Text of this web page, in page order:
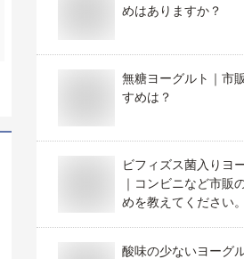
めはありますか？
無糖ヨーグルト｜市
すめは？
ビフィズス菌入りヨ
｜コンビニなど市販
めを教えてください。
酸味の少ないヨーグ